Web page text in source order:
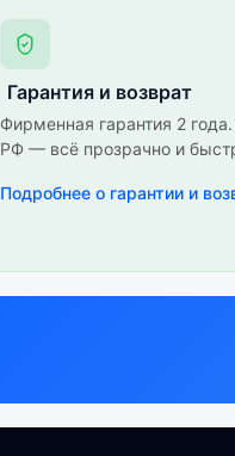
Гарантия и возврат
Фирменная гарантия 2
РФ — всё прозрачно и
Подробнее о гарантии и